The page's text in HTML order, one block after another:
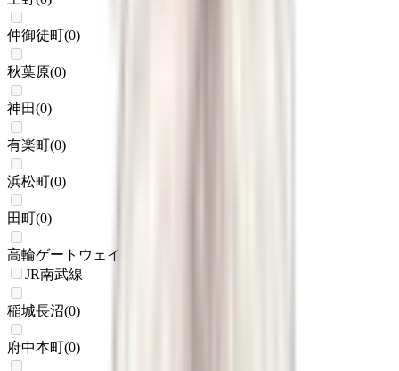
仲御徒町(0)
秋葉原(0)
神田(0)
有楽町(0)
浜松町(0)
田町(0)
高輪ゲートウェイ
JR南武線
稲城長沼(0)
府中本町(0)